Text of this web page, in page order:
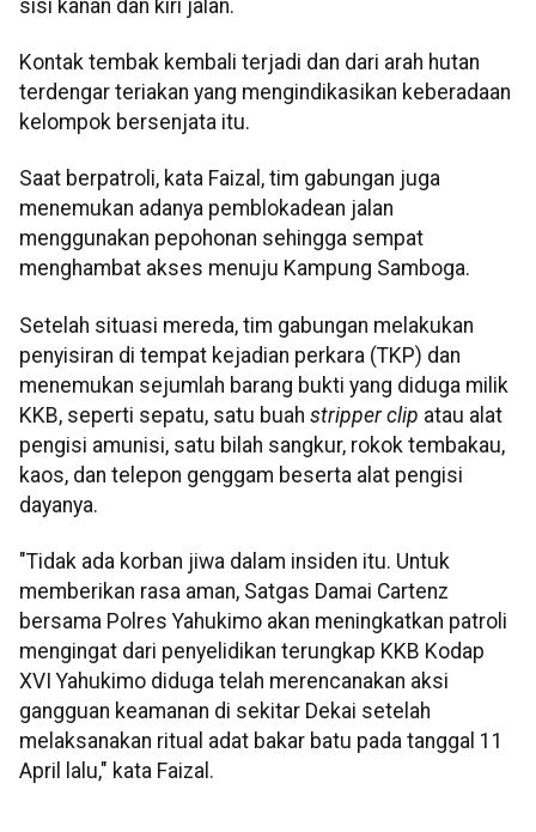
sisi kanan dan kiri jalan.
Kontak tembak kembali terjadi dan dari arah hutan
terdengar teriakan yang mengindikasikan keberadaan
kelompok bersenjata itu.
Saat berpatroli, kata Faizal, tim gabungan juga
menemukan adanya pemblokadean jalan
menggunakan pepohonan sehingga sempat
menghambat akses menuju Kampung Samboga.
Setelah situasi mereda, tim gabungan melakukan
penyisiran di tempat kejadian perkara (TKP) dan
menemukan sejumlah barang bukti yang diduga milik
KKB, seperti sepatu, satu buah stripper clip atau alat
pengisi amunisi, satu bilah sangkur, rokok tembakau,
kaos, dan telepon genggam beserta alat pengisi
dayanya.
"Tidak ada korban jiwa dalam insiden itu. Untuk
memberikan rasa aman, Satgas Damai Cartenz
bersama Polres Yahukimo akan meningkatkan patroli
mengingat dari penyelidikan terungkap KKB Kodap
XVI Yahukimo diduga telah merencanakan aksi
gangguan keamanan di sekitar Dekai setelah
melaksanakan ritual adat bakar batu pada tanggal 11
April lalu," kata Faizal.